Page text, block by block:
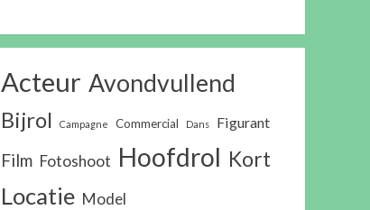
Acteur Avondvullend
Bijrol Campagne Commercial Dans Figurant
Film Fotoshoot Hoofdrol Kort
Locatie Model